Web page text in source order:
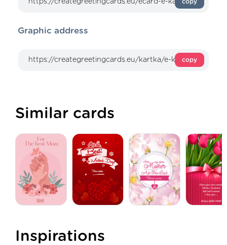
copy
Graphic address
copy
Similar cards
Inspirations